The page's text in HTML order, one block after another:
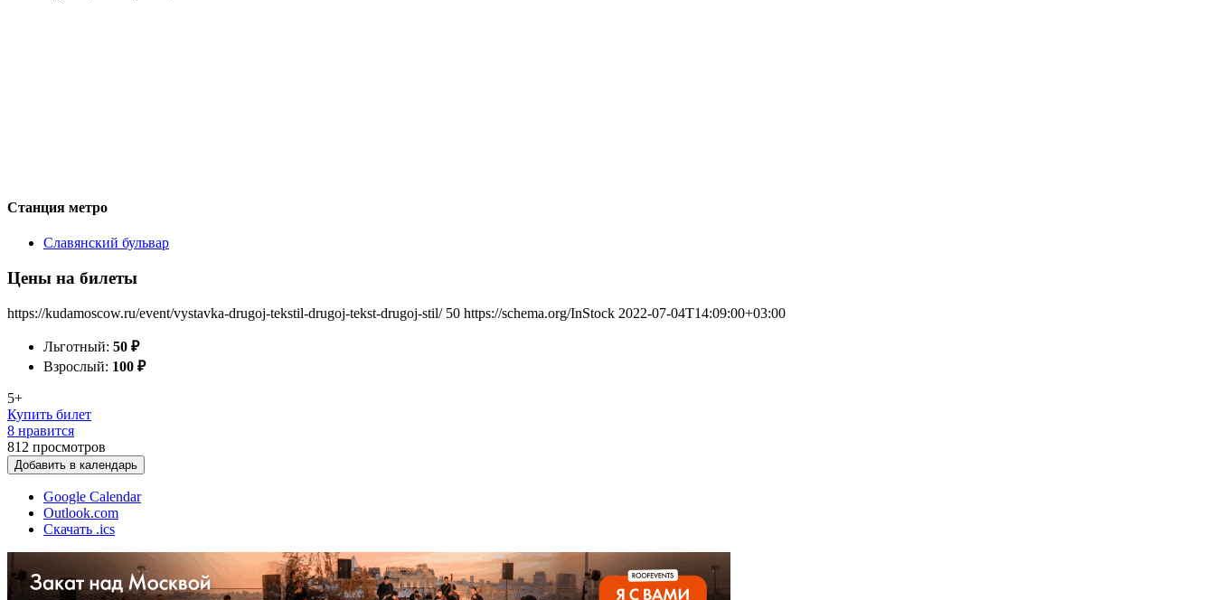
Станция метро
Славянский бульвар
Цены на билеты
https://kudamoscow.ru/event/vystavka-drugoj-tekstil-drugoj-tekst-drugoj-stil/ 50 https://schema.org/InStock 2022-07-04T14:09:00+03:00
Льготный: 50 ₽
Взрослый: 100 ₽
5+
Купить билет
8 нравится
812 просмотров
Добавить в календарь
Google Calendar
Outlook.com
Скачать .ics